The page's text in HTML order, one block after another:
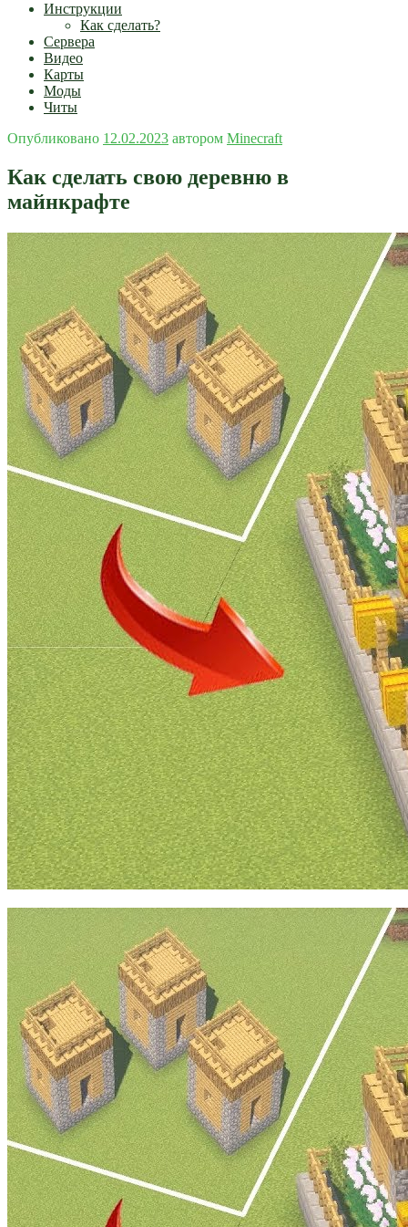
Инструкции
Как сделать?
Сервера
Видео
Карты
Моды
Читы
Опубликовано 12.02.2023 автором Minecraft
Как сделать свою деревню в
майнкрафте